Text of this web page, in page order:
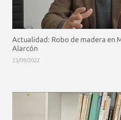
Actualidad: Robo de madera en
Alarcón
23/09/2022